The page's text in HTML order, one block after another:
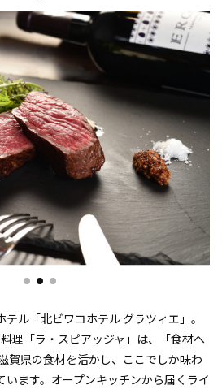
ル「北ビワコホテル グラツィエ」。
理「ラ・スピアッジャ」は、「食材へ
賀県の食材を活かし、ここでしか味わ
います。オープンキッチンから届くライ